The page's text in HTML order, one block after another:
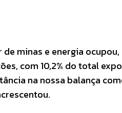
minas e energia
com 10,2% do total
na nossa balança